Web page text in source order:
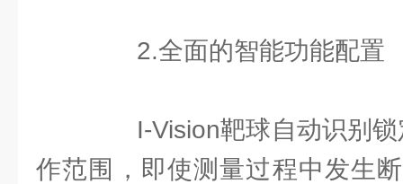
2.全面的智能功能配置
I-Vision靶球自动识别锁
作范围，即使测量过程中发生